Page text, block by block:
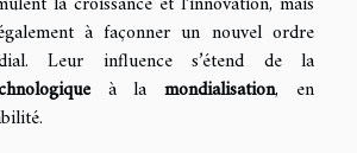
à façonner un nouvel ordre
Leur influence s’étend de la
à lamondialisation, en